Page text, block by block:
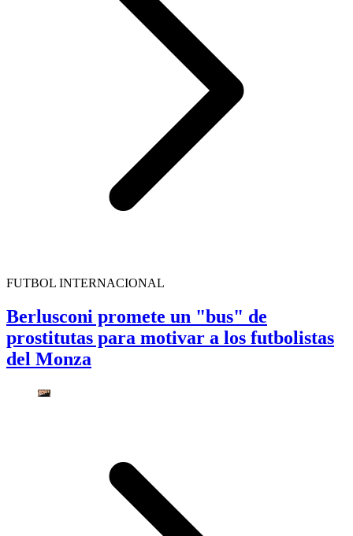
FUTBOL INTERNACIONAL
Berlusconi promete un "bus" de
prostitutas para motivar a los futbolistas
del Monza